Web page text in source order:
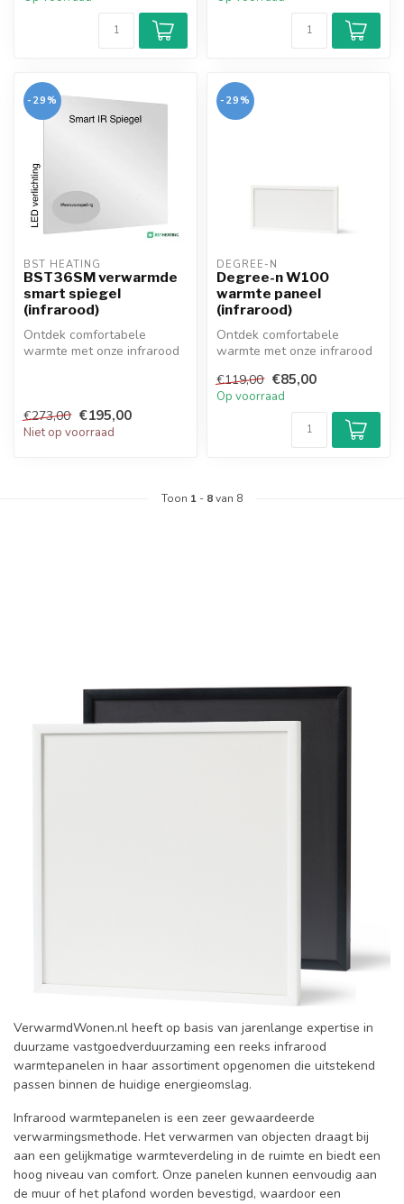
-29%
BST HEATING
BST36SM verwarmde
smart spiegel
(infrarood)
Ontdek comfortabele
warmte met onze infrarood
€273,00 €195,00
Niet op voorraad
-29%
DEGREE-N
Degree-n W100
warmte paneel
(infrarood)
Ontdek comfortabele
warmte met onze infrarood
eenvoudig te i...
€119,00 €85,00
Op voorraad
Toon 1 - 8van 8
VerwarmdWonen.nl heeft op basis van jarenlange expertise in
duurzame vastgoedverduurzaming een reeks infrarood
warmtepanelen in haar assortiment opgenomen die uitstekend
passen binnen de huidige energieomslag.
Infrarood warmtepanelen is een zeer gewaardeerde
verwarmingsmethode. Het verwarmen van objecten draagt bij
aan een gelijkmatige warmteverdeling in de ruimte en biedt een
hoog niveau van comfort. Onze panelen kunnen eenvoudig aan
de muur of het plafond worden bevestigd, waardoor een